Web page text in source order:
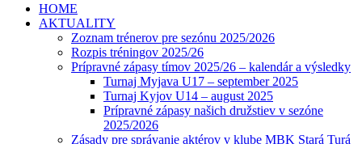
HOME
AKTUALITY
Zoznam trénerov pre sezónu 2025/2026
Rozpis tréningov 2025/26
Prípravné zápasy tímov 2025/26 – kalendár a výsledky
Turnaj Myjava U17 – september 2025
Turnaj Kyjov U14 – august 2025
Prípravné zápasy našich družstiev v sezóne
2025/2026
Zásady pre správanie aktérov v klube MBK Stará Turá